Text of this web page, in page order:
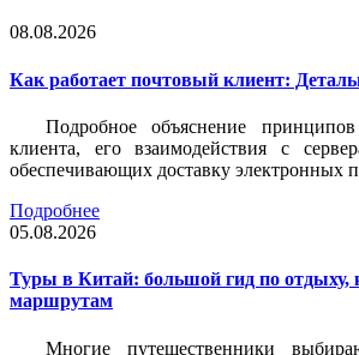
08.08.2026
Как работает почтовый клиент:
Подробное объяснение
клиента, его взаимодействия с
обеспечивающих доставку электронных
Подробнее
05.08.2026
Туры в Китай: большой гид по отдыху,
маршрутам
Многие путешественники